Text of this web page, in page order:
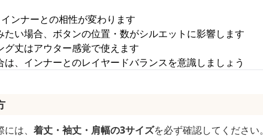
ンナーとの相性が変わります
たい場合、ボタンの位置・数がシルエットに影響します
グ丈はアウター感覚で使えます
、インナーとのレイヤードバランスを意識しましょう
は、 着丈・袖丈・肩幅の3サイズを必ず確認してください。